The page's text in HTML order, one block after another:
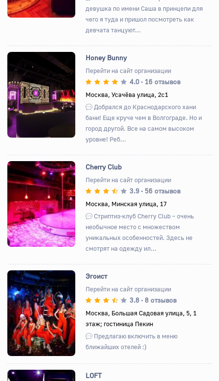
девушка по имени Саша в принцепи для
чего я туда и пришол посмотреть как
девчата танцуют...
Назад Вперед
Honey Bunny
Перейти на сайт организации
4.0 • 16 отзывов
Москва, Усачёва улица, 2с1
Добрался до Краснодарского хани
бани! Еще круче чем в Волгограде. Но и
город другой. Все на самом высоком
уровне! Реб...
Назад Вперед
Cherry Club
Перейти на сайт организации
3.9 • 56 отзывов
Москва, Минская улица, 17
Стриптиз-клуб Cherry Club – очень
необычное место с множеством
уникальных особенностей. Здесь не
смотрят на одежду ил...
Назад Вперед
Эгоист
Перейти на сайт организации
3.8 • 8 отзывов
Москва, Большая Садовая улица, 5, 1
этаж; гостиница Пекин
Предлагаю включить в меню
ближайших отелей :)
LOFT